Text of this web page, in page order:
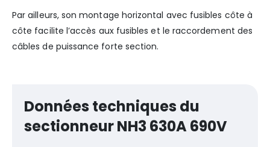
Par ailleurs, son montage horizontal avec fusibles côte à
côte facilite l’accès aux fusibles et le raccordement des
câbles de puissance forte section.
Données techniques du
sectionneur NH3 630A 690V